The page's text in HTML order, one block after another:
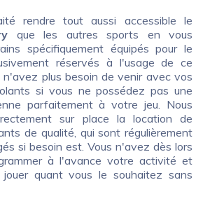
rendre tout aussi accessible le
que les autres sports en vous
spécifiquement équipés pour le
réservés à l'usage de ce
n'avez plus besoin de venir avec vos
si vous ne possédez pas une
parfaitement à votre jeu. Nous
sur place la location de
de qualité, qui sont régulièrement
si besoin est. Vous n'avez dès lors
à l'avance votre activité et
quant vous le souhaitez sans